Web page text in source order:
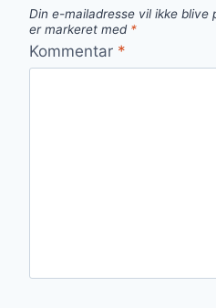
Din e-mailadresse vil ikke blive
er markeret med *
Kommentar *